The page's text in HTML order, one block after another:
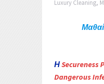
Luxury Cleaning,
ΗSecureness
Dangerous